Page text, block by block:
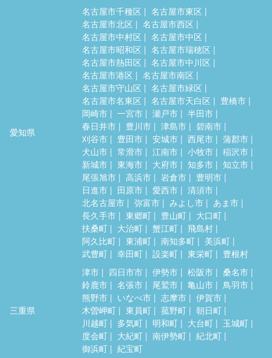
愛知県
名古屋市千種区
名古屋市東区
名古屋市北区
名古屋市西区
名古屋市中村区
名古屋市中区
名古屋市昭和区
名古屋市瑞穂区
名古屋市熱田区
名古屋市中川区
名古屋市港区
名古屋市南区
名古屋市守山区
名古屋市緑区
名古屋市名東区
名古屋市天白区
豊橋市
岡崎市
一宮市 瀬戸市
半田市
春日井市
豊川市 津島市
碧南市
刈谷市
豊田市 安城市 西尾市
蒲郡市
犬山市
常滑市 江南市 小牧市
稲沢市
新城市
東海市 大府市 知多市
知立市
尾張旭市
高浜市 岩倉市
豊明市
日進市
田原市 愛西市
清須市
北名古屋市
弥富市 みよし市
あま市
長久手市
東郷町 豊山町
大口町
扶桑町
大治町 蟹江町
飛島村
阿久比町
東浦町 南知多町
美浜町
武豊町
幸田町 設楽町 東栄町 豊根村
三重県
津市 四日市市 伊勢市 松阪市
桑名市
鈴鹿市
名張市 尾鷲市 亀山市
鳥羽市
熊野市
いなべ市 志摩市
伊賀市
木曽岬町
東員町 菰野町
朝日町
川越町
多気町 明和町 大台町
玉城町
度会町
大紀町 南伊勢町
紀北町
御浜町
紀宝町